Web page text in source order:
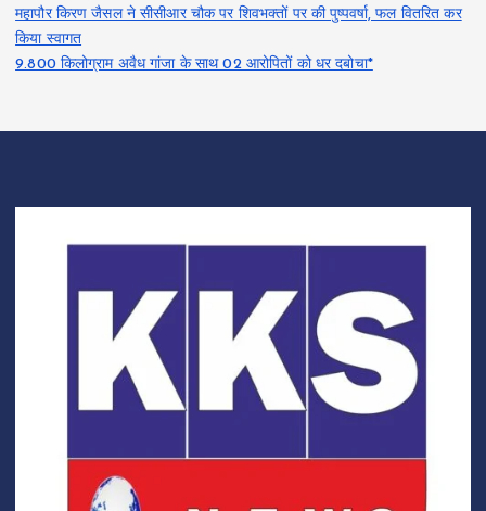
महापौर किरण जैसल ने सीसीआर चौक पर शिवभक्तों पर की पुष्पवर्षा, फल वितरित कर
किया स्वागत
9.800 किलोग्राम अवैध गांजा के साथ 02 आरोपितों को धर दबोचा*